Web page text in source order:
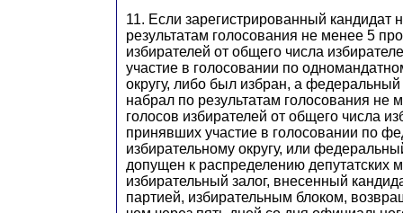
11. Если зарегистрированный кандидат
результатам голосования не менее 5
избирателей от общего числа
участие в голосовании по
округу, либо был избран, а федеральный
набрал по результатам голосования не
голосов избирателей от общего числа
принявших участие в голосовании по
избирательному округу, или
допущен к распределению депутатских
избирательный залог, внесенный
партией, избирательным блоком,